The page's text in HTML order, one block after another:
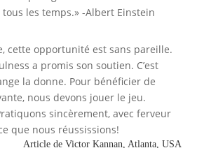
les temps.» -Albert Einstein
cette opportunité est sans pareille.
a promis son soutien. C’est
la donne. Pour bénéficier de
nous devons jouer le jeu.
sincèrement, avec ferveur
que nous réussissions!
Article de Victor Kannan, Atlanta, USA